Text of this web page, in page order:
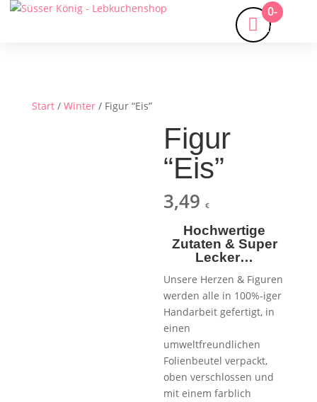
0-
Artikel
Start/ Winter/ Figur “Eis”
Figur
“Eis”
3,49€
Hochwertige
Zutaten & Super
Lecker…
Unsere Herzen & Figuren
werden alle in 100%-iger
Handarbeit gefertigt, in
einen
umweltfreundlichen
Folienbeutel verpackt,
oben verschlossen und
mit einem farblich